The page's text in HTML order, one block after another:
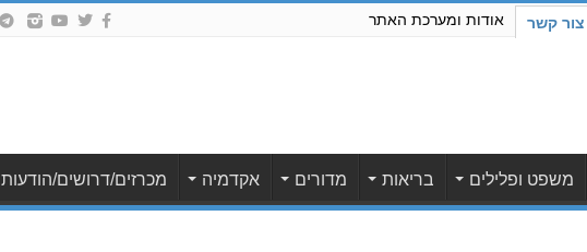
צור קשר אודות ומערכת האתר
משפט ופלילים בריאות מדורים אקדמיה מכרזים/דרושים/הודעות